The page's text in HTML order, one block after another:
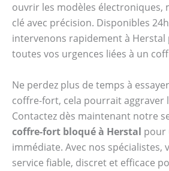
ouvrir les modèles électroniques,
clé avec précision. Disponibles
intervenons rapidement à
toutes vos urgences liées à un
Ne perdez plus de temps à
coffre-fort, cela pourrait aggraver
Contactez dès maintenant notre
coffre-fort bloqué à Herstal pour
immédiate. Avec nos spécialistes,
service fiable, discret et efficace